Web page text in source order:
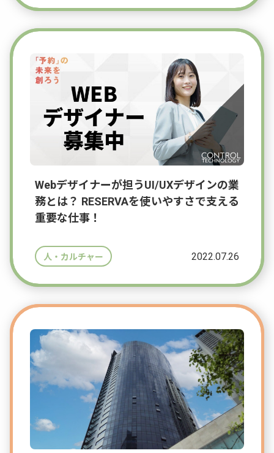
Webデザイナーが担うUI/UXデザインの業
務とは？ RESERVAを使いやすさで支える
重要な仕事！
人・カルチャー 2022.07.26